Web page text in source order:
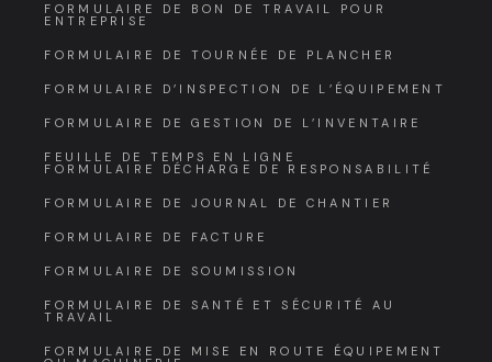
FORMULAIRE DE BON DE TRAVAIL POUR
ENTREPRISE
FORMULAIRE DE TOURNÉE DE PLANCHER
FORMULAIRE D’INSPECTION DE L’ÉQUIPEMENT
FORMULAIRE DE GESTION DE L’INVENTAIRE
FEUILLE DE TEMPS EN LIGNE
FORMULAIRE DÉCHARGE DE RESPONSABILITÉ
FORMULAIRE DE JOURNAL DE CHANTIER
FORMULAIRE DE FACTURE
FORMULAIRE DE SOUMISSION
FORMULAIRE DE SANTÉ ET SÉCURITÉ AU
TRAVAIL
FORMULAIRE DE MISE EN ROUTE ÉQUIPEMENT